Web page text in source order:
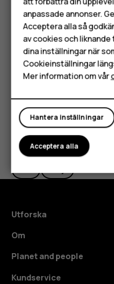
Tillbehör
HMD Terra M
Surfplattor
startpunkt trycker du
en ny startpunkt.
Tryck på
för att
Rutten visas på kartan
ankomsttid. Om du vill se
sveper du uppåt från
Var detta till hjälp?
Utforska
Om
Planet and people
Kundservice
anpassade annonser.
Acceptera alla så
av cookies och liknande
dina inställningar när
Cookieinställningar
Mer information om vår
Hantera inställningar
Acceptera alla